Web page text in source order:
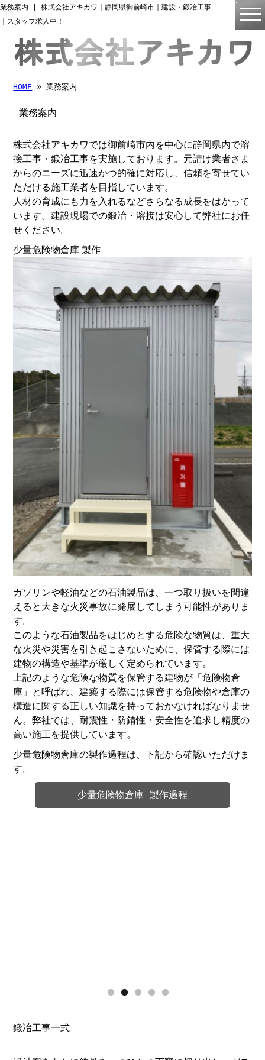
業務案内 | 株式会社アキカワ｜静岡県御前崎市｜建設・鍛冶工事
｜スタッフ求人中！
HOME » 業務案内
業務案内
株式会社アキカワでは御前崎市内を中心に静岡県内で溶
接工事・鍛冶工事を実施しております。元請け業者さま
からのニーズに迅速かつ的確に対応し、信頼を寄せてい
ただける施工業者を目指しています。
人材の育成にも力を入れるなどさらなる成長をはかって
います。建設現場での鍛冶・溶接は安心して弊社にお任
せください。
少量危険物倉庫 製作
ガソリンや軽油などの石油製品は、一つ取り扱いを間違
えると大きな火災事故に発展してしまう可能性がありま
す。
このような石油製品をはじめとする危険な物質は、重大
な火災や災害を引き起こさないために、保管する際には
建物の構造や基準が厳しく定められています。
上記のような危険な物質を保管する建物が「危険物倉
庫」と呼ばれ、建築する際には保管する危険物や倉庫の
構造に関する正しい知識を持っておかなければなりませ
ん。弊社では、耐震性・防錆性・安全性を追求し精度の
高い施工を提供しています。
少量危険物倉庫の製作過程は、下記から確認いただけま
す。
少量危険物倉庫 製作過程
鍛冶工事一式